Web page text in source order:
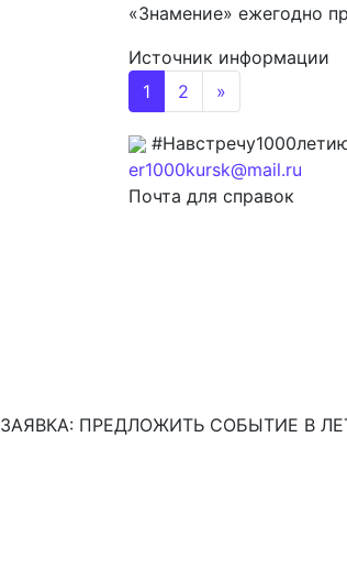
«Знамение» ежегодно
Источник информации
1
2 »
er1000kursk@mail.ru
Почта для справок
ЗАЯВКА: ПРЕДЛОЖИТЬ СОБЫТИЕ В